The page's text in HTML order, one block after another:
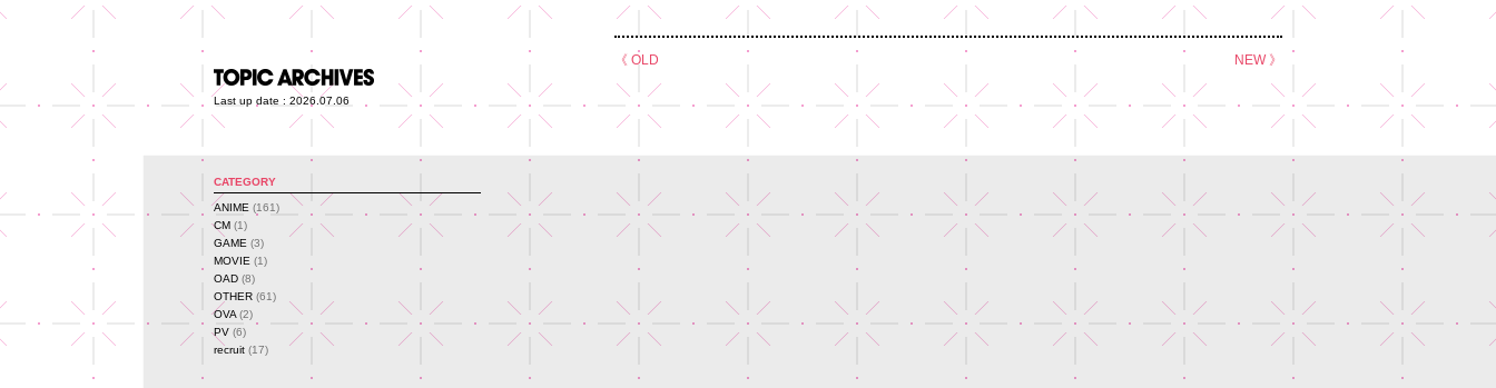
Last up date : 2026.07.06
CATEGORY
ANIME (161)
CM (1)
GAME (3)
MOVIE (1)
OAD (8)
OTHER (61)
OVA (2)
PV (6)
recruit (17)
NEW 》
《 OLD